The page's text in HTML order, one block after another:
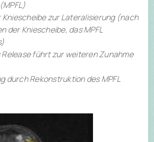
Kniescheibe zur Lateralisierung (nach
der Kniescheibe, das MPFL
Release führt zur weiteren Zunahme
durch Rekonstruktion des MPFL